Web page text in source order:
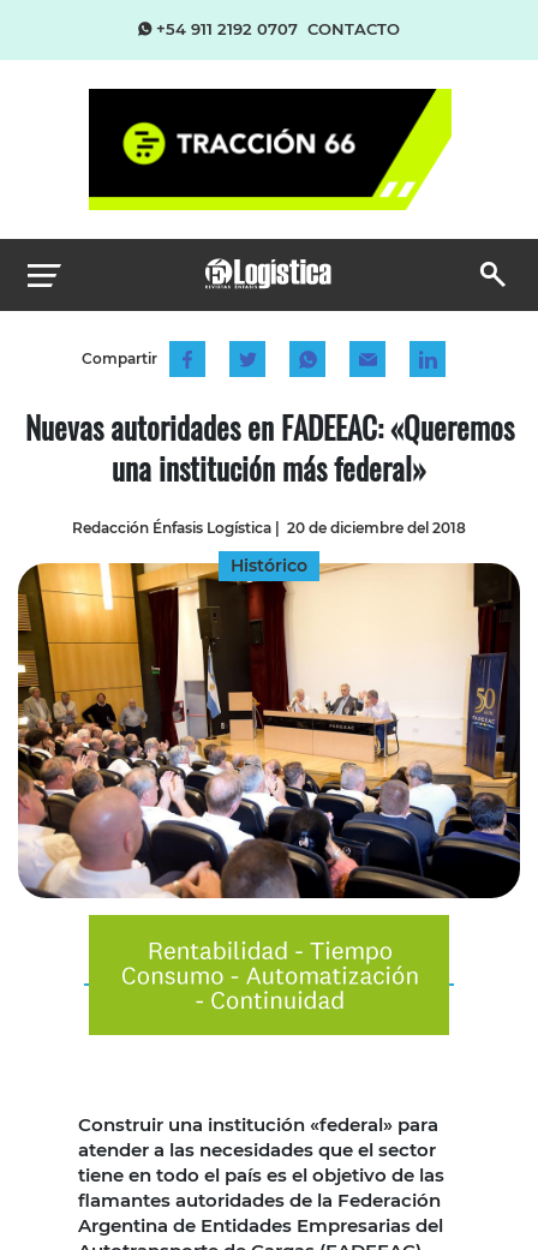
+54 911 2192 0707 CONTACTO
Compartir
Nuevas autoridades en FADEEAC: «Queremos
una institución más federal»
Redacción Énfasis Logística | 20 de diciembre del 2018
Histórico
Construir una institución «federal» para
atender a las necesidades que el sector
tiene en todo el país es el objetivo de las
flamantes autoridades de la Federación
Argentina de Entidades Empresarias del